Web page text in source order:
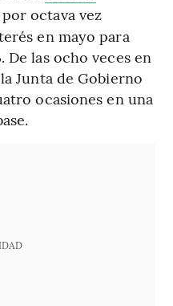
octava vez
en mayo para
De las ocho veces en
Junta de Gobierno
ocasiones en una